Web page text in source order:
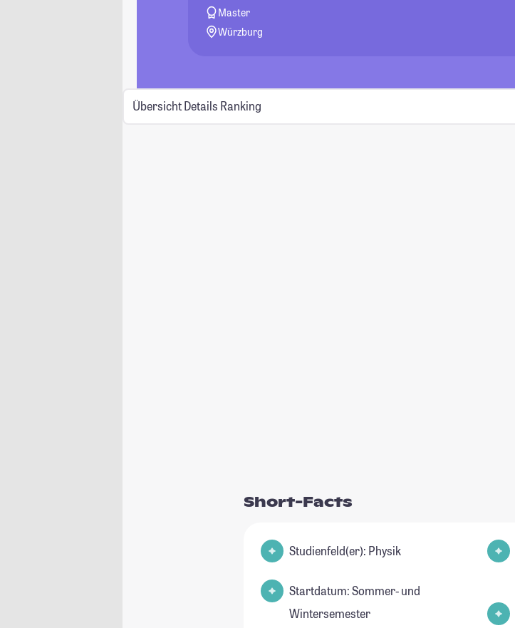
Master
Würzburg
Übersicht Details Ranking
Short-Facts
Studienfeld(er): Physik
Startdatum: Sommer- und
Wintersemester